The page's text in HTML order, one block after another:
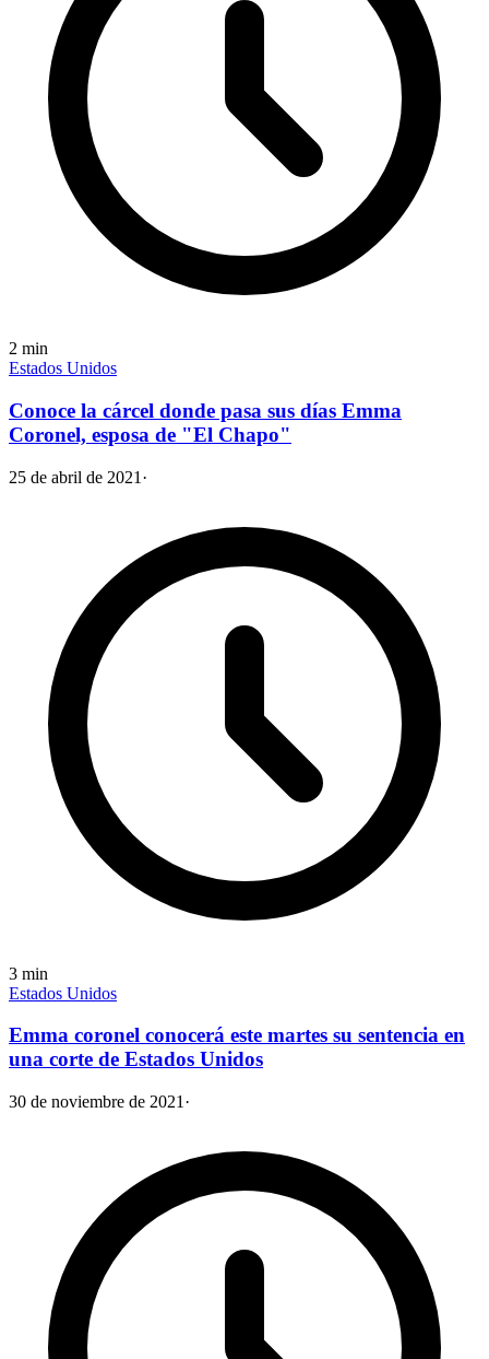
2 min
Estados Unidos
Conoce la cárcel donde pasa sus días Emma
Coronel, esposa de "El Chapo"
25 de abril de 2021 ·
3 min
Estados Unidos
Emma coronel conocerá este martes su sentencia en
una corte de Estados Unidos
30 de noviembre de 2021 ·